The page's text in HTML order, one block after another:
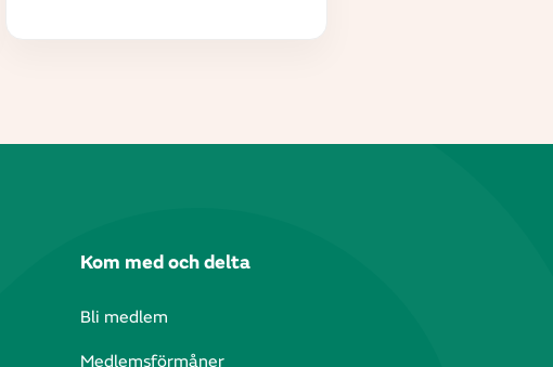
Kom med och delta
Bli medlem
Medlemsförmåner